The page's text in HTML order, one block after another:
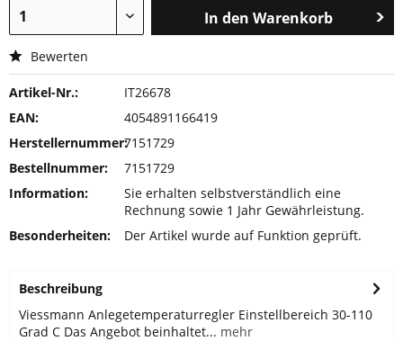
In den Warenkorb
Bewerten
Artikel-Nr.:
IT26678
EAN:
4054891166419
Herstellernummer:7151729
Bestellnummer:
7151729
Information:
Sie erhalten selbstverständlich eine
Rechnung sowie 1 Jahr Gewährleistung.
Besonderheiten:
Der Artikel wurde auf Funktion geprüft.
Beschreibung
Viessmann Anlegetemperaturregler Einstellbereich 30-110
Grad C Das Angebot beinhaltet... mehr